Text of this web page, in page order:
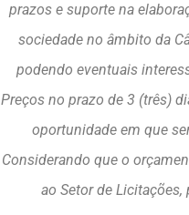
prazos e suporte na
sociedade no âmbito da
podendo eventuais
Preços no prazo de 3 (três)
oportunidade em que
Considerando que o
ao Setor de Licitações,